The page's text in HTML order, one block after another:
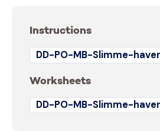
Instructions
DD-PO-MB-Slimme-
Worksheets
DD-PO-MB-Slimme-